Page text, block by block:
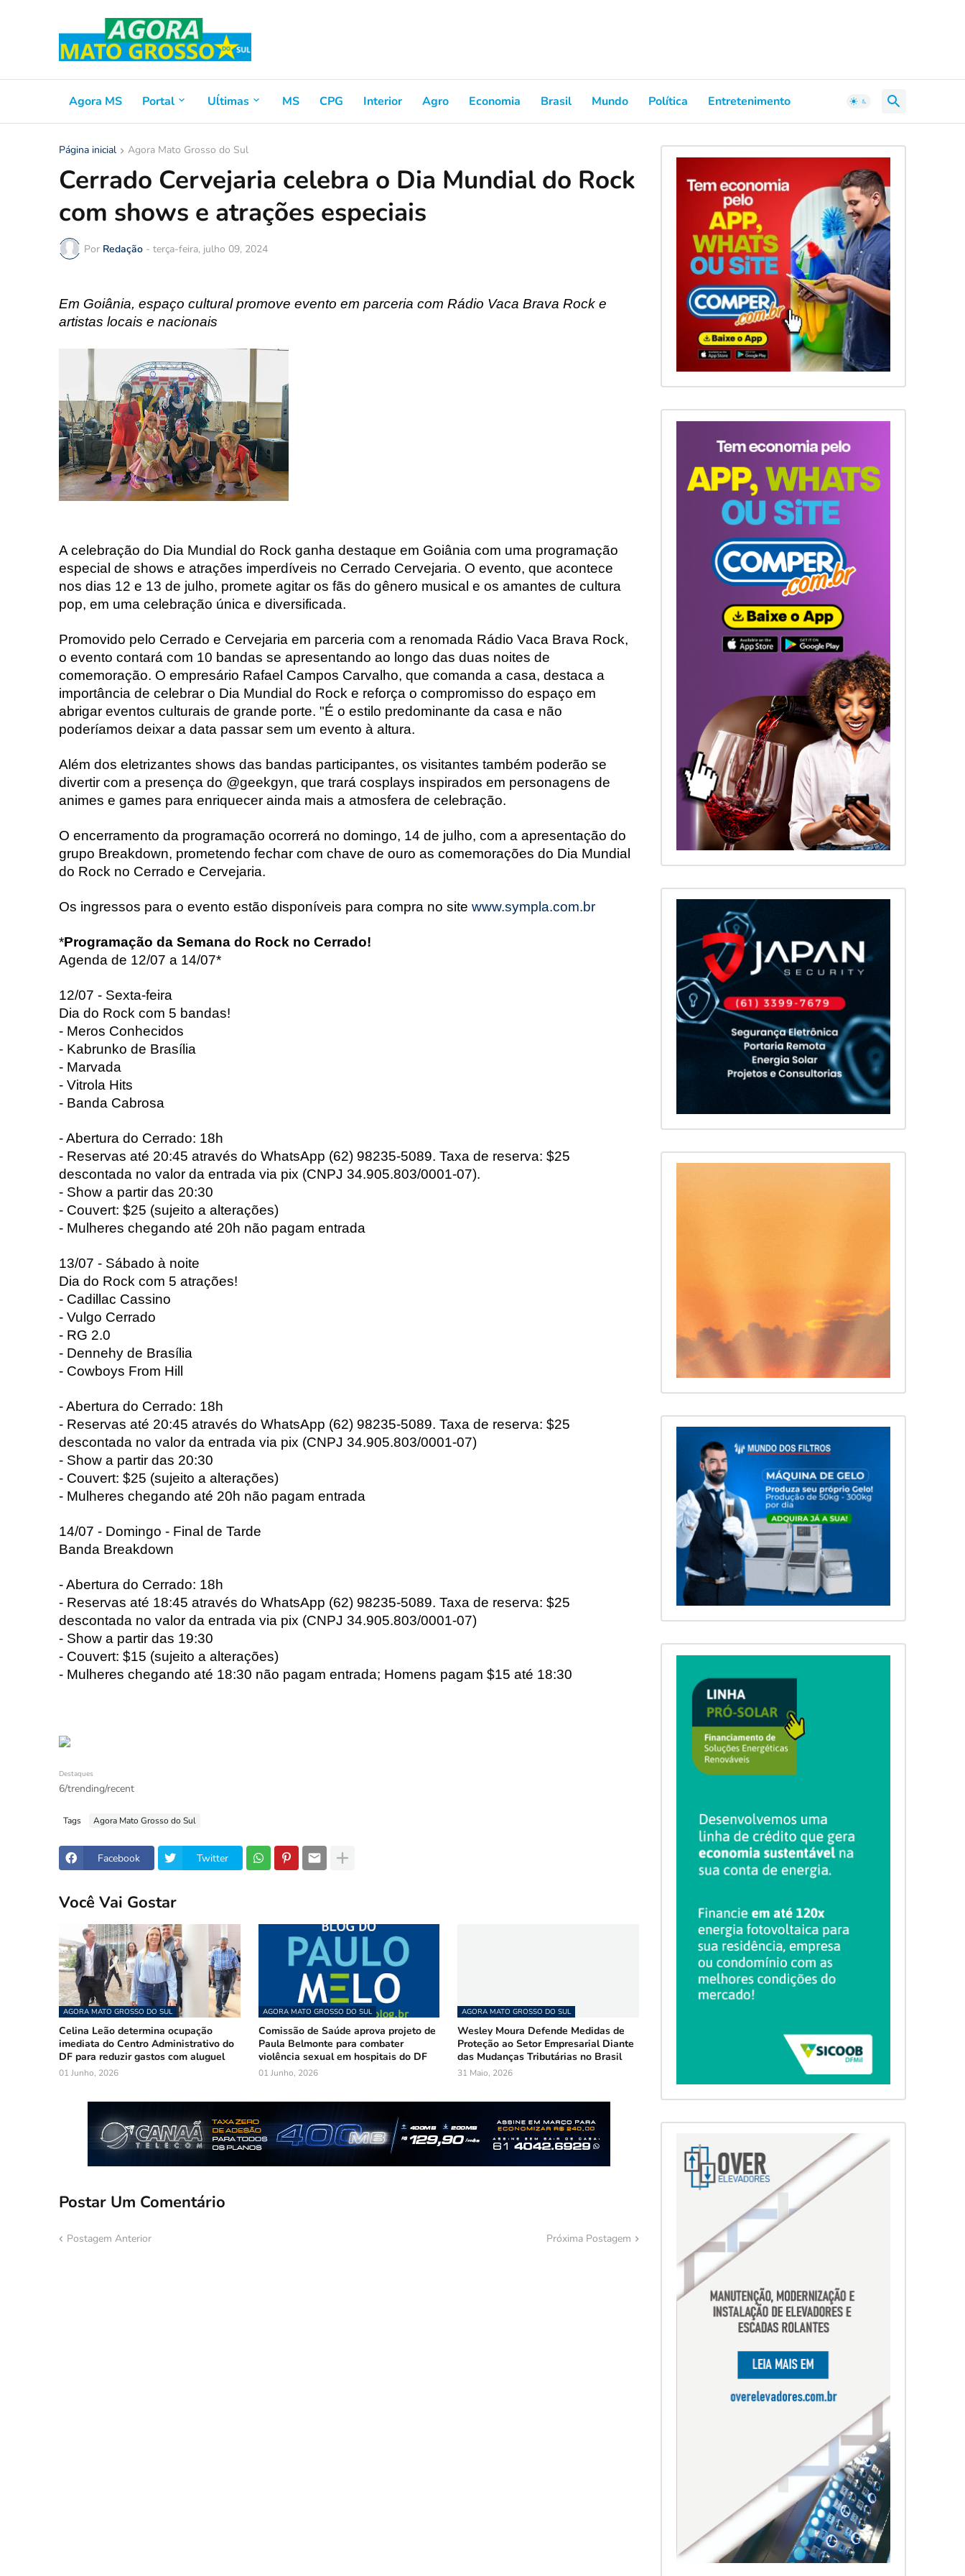
Agora MS Portal Uĺtimas MS CPG Interior Agro Economia Brasil Mundo Política Entretenimento
Página inicial Agora Mato Grosso do Sul
Cerrado Cervejaria celebra o Dia Mundial do Rock
com shows e atrações especiais
Por Redação - terça-feira, julho 09, 2024
Em Goiânia, espaço cultural promove evento em parceria com Rádio Vaca Brava Rock e
artistas locais e nacionais
A celebração do Dia Mundial do Rock ganha destaque em Goiânia com uma programação
especial de shows e atrações imperdíveis no Cerrado Cervejaria. O evento, que acontece
nos dias 12 e 13 de julho, promete agitar os fãs do gênero musical e os amantes de cultura
pop, em uma celebração única e diversificada.
Promovido pelo Cerrado e Cervejaria em parceria com a renomada Rádio Vaca Brava Rock,
o evento contará com 10 bandas se apresentando ao longo das duas noites de
comemoração. O empresário Rafael Campos Carvalho, que comanda a casa, destaca a
importância de celebrar o Dia Mundial do Rock e reforça o compromisso do espaço em
abrigar eventos culturais de grande porte. "É o estilo predominante da casa e não
poderíamos deixar a data passar sem um evento à altura.
Além dos eletrizantes shows das bandas participantes, os visitantes também poderão se
divertir com a presença do @geekgyn, que trará cosplays inspirados em personagens de
animes e games para enriquecer ainda mais a atmosfera de celebração.
O encerramento da programação ocorrerá no domingo, 14 de julho, com a apresentação do
grupo Breakdown, prometendo fechar com chave de ouro as comemorações do Dia Mundial
do Rock no Cerrado e Cervejaria.
Os ingressos para o evento estão disponíveis para compra no site www.sympla.com.br
*Programação da Semana do Rock no Cerrado!
Agenda de 12/07 a 14/07*
12/07 - Sexta-feira
Dia do Rock com 5 bandas!
- Meros Conhecidos
- Kabrunko de Brasília
- Marvada
- Vitrola Hits
- Banda Cabrosa
- Abertura do Cerrado: 18h
- Reservas até 20:45 através do WhatsApp (62) 98235-5089. Taxa de reserva: $25
descontada no valor da entrada via pix (CNPJ 34.905.803/0001-07).
- Show a partir das 20:30
- Couvert: $25 (sujeito a alterações)
- Mulheres chegando até 20h não pagam entrada
13/07 - Sábado à noite
Dia do Rock com 5 atrações!
- Cadillac Cassino
- Vulgo Cerrado
- RG 2.0
- Dennehy de Brasília
- Cowboys From Hill
- Abertura do Cerrado: 18h
- Reservas até 20:45 através do WhatsApp (62) 98235-5089. Taxa de reserva: $25
descontada no valor da entrada via pix (CNPJ 34.905.803/0001-07)
- Show a partir das 20:30
- Couvert: $25 (sujeito a alterações)
- Mulheres chegando até 20h não pagam entrada
14/07 - Domingo - Final de Tarde
Banda Breakdown
- Abertura do Cerrado: 18h
- Reservas até 18:45 através do WhatsApp (62) 98235-5089. Taxa de reserva: $25
descontada no valor da entrada via pix (CNPJ 34.905.803/0001-07)
- Show a partir das 19:30
- Couvert: $15 (sujeito a alterações)
- Mulheres chegando até 18:30 não pagam entrada; Homens pagam $15 até 18:30
Destaques
6/trending/recent
Tags Agora Mato Grosso do Sul
Facebook Twitter
Você Vai Gostar
AGORA MATO GROSSO DO SUL
Celina Leão determina ocupação
imediata do Centro Administrativo do
DF para reduzir gastos com aluguel
01 Junho, 2026
AGORA MATO GROSSO DO SUL
Comissão de Saúde aprova projeto de
Paula Belmonte para combater
violência sexual em hospitais do DF
01 Junho, 2026
AGORA MATO GROSSO DO SUL
Wesley Moura Defende Medidas de
Proteção ao Setor Empresarial Diante
das Mudanças Tributárias no Brasil
31 Maio, 2026
Postar Um Comentário
Postagem Anterior Próxima Postagem